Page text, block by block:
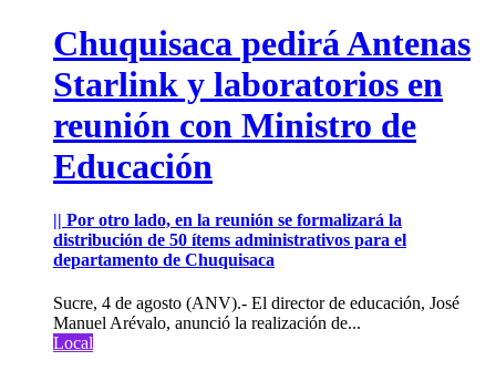
Chuquisaca pedirá Antenas
Starlink y laboratorios en
reunión con Ministro de
Educación
|| Por otro lado, en la reunión se formalizará la
distribución de 50 ítems administrativos para el
departamento de Chuquisaca
Sucre, 4 de agosto (ANV).- El director de educación, José
Manuel Arévalo, anunció la realización de...
Local